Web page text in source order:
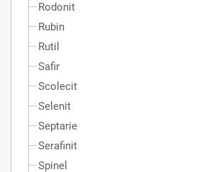
Rodonit
Rubin
Rutil
Safir
Scolecit
Selenit
Septarie
Serafinit
Spinel